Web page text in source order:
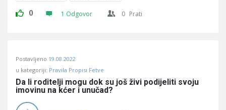
0 1 Odgovor 0 Prati
Postavljeno 19.08.2022
u kategoriji: Pravila Propisi Fetve
Da li roditelji mogu dok su još živi podijeliti svoju
imovinu na kćer i unučad?